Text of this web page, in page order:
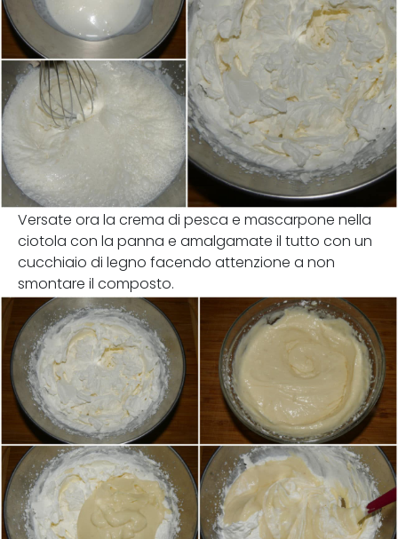
Versate ora la crema di pesca e mascarpone nella
ciotola con la panna e amalgamate il tutto con un
cucchiaio di legno facendo attenzione a non
smontare il composto.